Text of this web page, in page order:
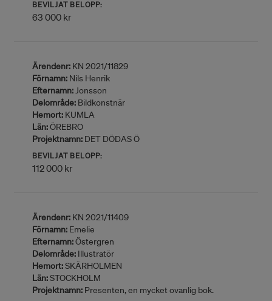
BEVILJAT BELOPP:
63 000 kr
Ärendenr: KN 2021/11829
Förnamn: Nils Henrik
Efternamn:Jonsson
Delområde: Bildkonstnär
Hemort: KUMLA
Län:ÖREBRO
Projektnamn: DET DÖDAS Ö
BEVILJAT BELOPP:
112 000 kr
Ärendenr: KN 2021/11409
Förnamn: Emelie
Efternamn:Östergren
Delområde: Illustratör
Hemort:SKÄRHOLMEN
Län:STOCKHOLM
Projektnamn: Presenten, en mycket ovanlig bok.